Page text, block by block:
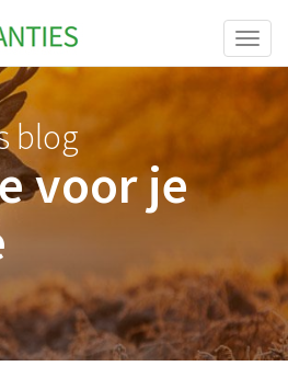
blog
voor je